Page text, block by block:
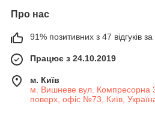
Про нас
91% позитивних з 47 відгуків за
Працює з 24.10.2019
м. Київ
м. Вишневе вул. Компресорна
поверх, офіс №73, Київ,